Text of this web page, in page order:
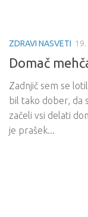
ZDRAVI NASVETI
Domač
Zadnjič sem se
bil tako dober, da
začeli vsi delati
je prašek...